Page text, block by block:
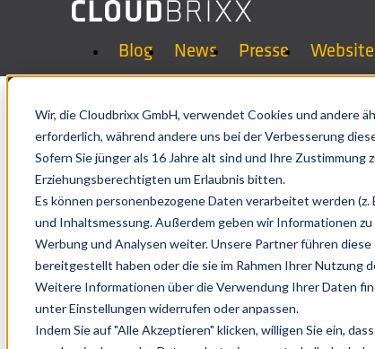
Wir, die Cloudbrixx GmbH, verwendet Cookies und andere
erforderlich, während andere uns bei der Verbesserung
Sofern Sie jünger als 16 Jahre alt sind und Ihre
Erziehungsberechtigten um Erlaubnis bitten.
Es können personenbezogene Daten verarbeitet werden
und Inhaltsmessung. Außerdem geben wir Informationen
Werbung und Analysen weiter. Unsere Partner führen
bereitgestellt haben oder die sie im Rahmen Ihrer Nutzung
Weitere Informationen über die Verwendung Ihrer Daten
unter Einstellungen widerrufen oder anpassen.
Indem Sie auf "Alle Akzeptieren" klicken, willigen Sie ein,
Blog News Presse Website
Rezertifizierung für
Rezertifizierung für
Cloudbrixx Product-Team
Aug 28, 2024 3:00:42 PM